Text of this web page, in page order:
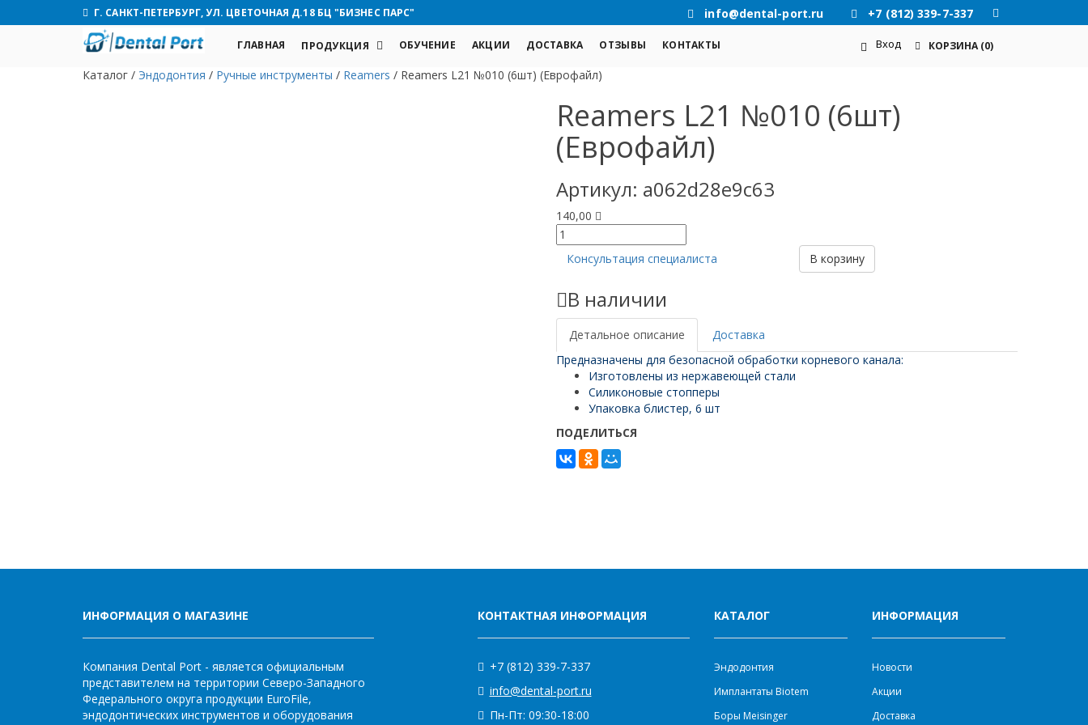
Г. САНКТ-ПЕТЕРБУРГ, УЛ. ЦВЕТОЧНАЯ Д.18 БЦ "БИЗНЕС ПАРС" info@dental-port.ru +7 (812) 339-7-337
ГЛАВНАЯ ПРОДУКЦИЯ ОБУЧЕНИЕ АКЦИИ ДОСТАВКА ОТЗЫВЫ КОНТАКТЫ Вход КОРЗИНА (0)
Каталог / Эндодонтия / Ручные инструменты / Reamers / Reamers L21 №010 (6шт) (Еврофайл)
Reamers L21 №010 (6шт)
(Еврофайл)
Артикул: a062d28e9c63
140,00
Количество
товара
Reamers
№010
(6шт)
(Еврофайл)
Консультация специалиста В корзину
В наличии
Детальное описание
Доставка
Предназначены для безопасной обработки корневого канала:
Изготовлены из нержавеющей стали
Силиконовые стопперы
Упаковка блистер, 6 шт
ПОДЕЛИТЬСЯ
ИНФОРМАЦИЯ О МАГАЗИНЕ
Компания Dental Port - является официальным
представителем на территории Северо-Западного
Федерального округа продукции EuroFile,
эндодонтических инструментов и оборудования
КОНТАКТНАЯ ИНФОРМАЦИЯ
+7 (812) 339-7-337
info@dental-port.ru
Пн-Пт: 09:30-18:00
КАТАЛОГ
Эндодонтия
Имплантаты Biotem
Боры Meisinger
ИНФОРМАЦИЯ
Новости
Акции
Доставка